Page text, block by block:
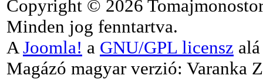
Copyright © 2026
Minden jog fenntartva.
A Joomla! a GNU/GPL licensz
Magázó magyar verzió: Varanka